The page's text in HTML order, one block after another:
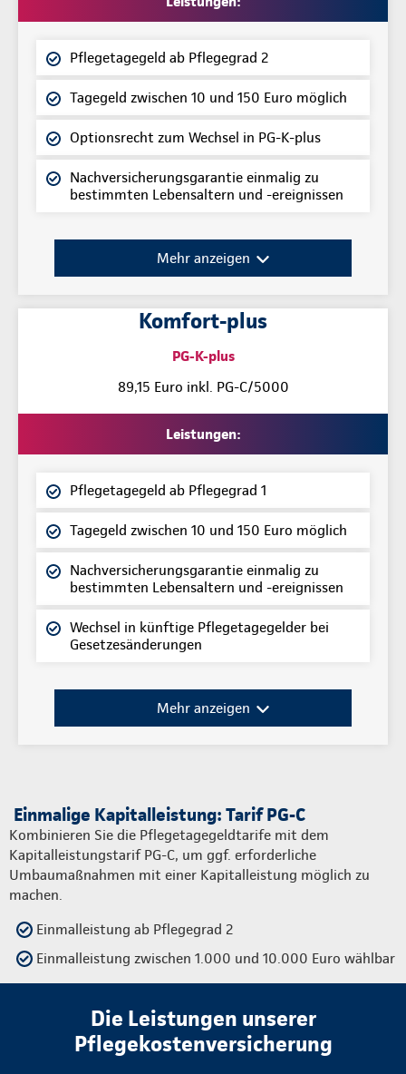
Pflegetagegeld ab Pflegegrad 2
Tagegeld zwischen 10 und 150 Euro möglich
Optionsrecht zum Wechsel in PG-K-plus
Nachversicherungsgarantie einmalig zu
bestimmten Lebensaltern und -ereignissen
Mehr anzeigen
Komfort-plus
PG-K-plus
89,15 Euro inkl. PG-C/5000
Leistungen:
Pflegetagegeld ab Pflegegrad 1
Tagegeld zwischen 10 und 150 Euro möglich
Nachversicherungsgarantie einmalig zu
bestimmten Lebensaltern und -ereignissen
Wechsel in künftige Pflegetagegelder bei
Gesetzesänderungen
Mehr anzeigen
Einmalige Kapitalleistung: Tarif PG-C
Kombinieren Sie die Pflegetagegeldtarife mit dem
Kapitalleistungstarif PG-C, um ggf. erforderliche
Umbaumaßnahmen mit einer Kapitalleistung möglich zu
machen.
Einmalleistung ab Pflegegrad 2
Einmalleistung zwischen 1.000 und 10.000 Euro wählbar
Die Leistungen unserer
Pflegekostenversicherung